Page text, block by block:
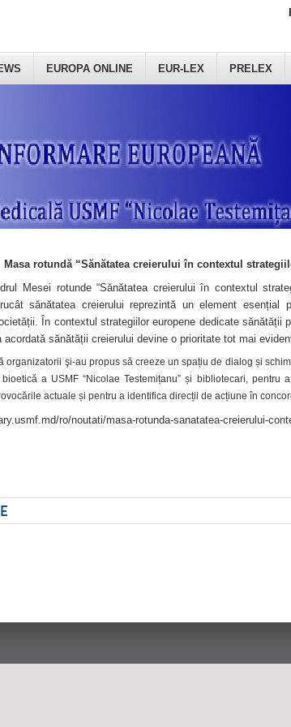
EUROPA ONLINE EUR-LEX PRELEX
Masa rotundă “Sănătatea creierului în contextul
Mesei rotunde “Sănătatea creierului în contextul
sănătatea creierului reprezintă un element esențial
În contextul strategiilor europene dedicate sănătății
sănătății creierului devine o prioritate tot mai
organizatorii şi-au propus să creeze un spațiu de dialog și
a USMF “Nicolae Testemițanu” și bibliotecari, pentru
actuale și pentru a identifica direcții de acțiune în
ro/noutati/masa-rotunda-sanatatea-creierului-